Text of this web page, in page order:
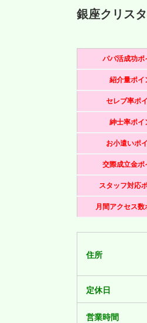
銀座クリス
パパ活成功ポ
紹介量ポイ
セレブ率ポ
紳士率ポイ
お小遣いポ
交際成立金ポ
スタッフ対応
月間アクセス数
住所
定休日
営業時間